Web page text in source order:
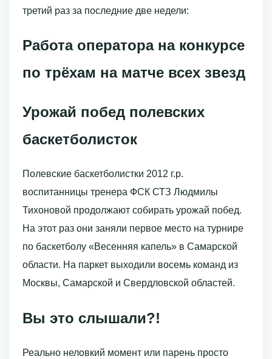
третий раз за последние две недели:
Работа оператора на конкурсе
по трёхам на матче всех звезд
Урожай побед полевских
баскетболисток
Полевские баскетболистки 2012 г.р.
воспитанницы тренера ФСК СТЗ Людмилы
Тихоновой продолжают собирать урожай побед.
На этот раз они заняли первое место на турнире
по баскетболу «Весенняя капель» в Самарской
области. На паркет выходили восемь команд из
Москвы, Самарской и Свердловской областей.
Вы это слышали?!
Реально неловкий момент или парень просто